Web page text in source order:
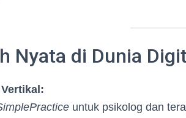
Nyata di Dunia
untuk psikolog dan